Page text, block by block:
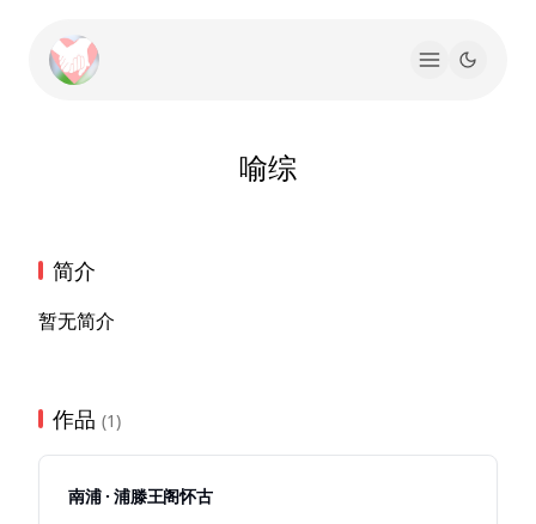
喻综
简介
暂无简介
作品 (1)
南浦 · 浦滕王阁怀古